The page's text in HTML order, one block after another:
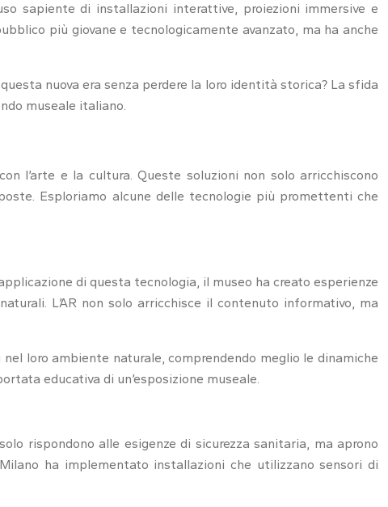
sapiente di installazioni interattive, proiezioni immersive e
più giovane e tecnologicamente avanzato, ma ha anche
nuova era senza perdere la loro identità storica? La sfida
museale italiano.
l’arte e la cultura. Queste soluzioni non solo arricchiscono
Esploriamo alcune delle tecnologie più promettenti che
di questa tecnologia, il museo ha creato esperienze
L’AR non solo arricchisce il contenuto informativo, ma
loro ambiente naturale, comprendendo meglio le dinamiche
educativa di un’esposizione museale.
rispondono alle esigenze di sicurezza sanitaria, ma aprono
ha implementato installazioni che utilizzano sensori di